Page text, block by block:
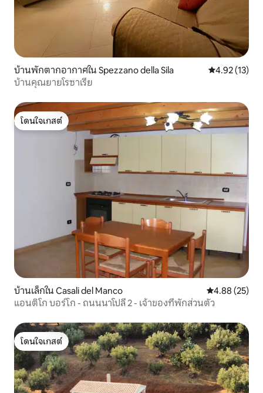
บ้านพักตากอากาศใน Spezzano della Sila คะแนนเฉลี่ย
4.92 (13)
บ้านคุณยายโรซาเรีย
โดนใจเกสต์
โดนใจเกสต์
บ้านเล็กใน Casali del Manco คะแนนเฉลี่ย
4.88 (25)
แอนติโก บอร์โก - ถนนนาโปลี 2 - เจ้าของที่พักส่วนตัว
โดนใจเกสต์
โดนใจเกสต์